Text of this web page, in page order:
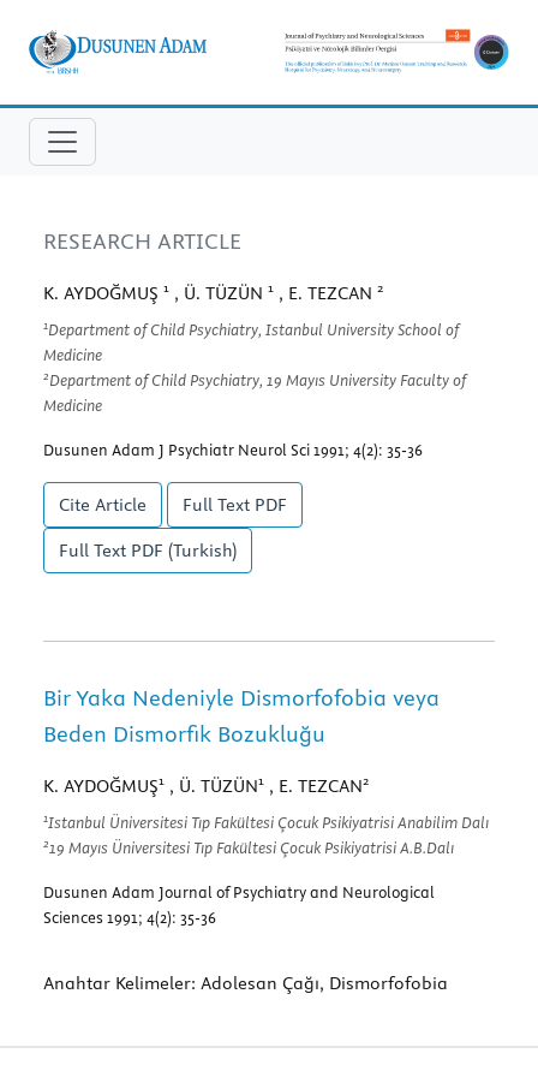
RESEARCH ARTICLE
K. AYDOĞMUŞ 1 , Ü. TÜZÜN 1 , E. TEZCAN 2
1Department of Child Psychiatry, Istanbul University School of
Medicine
2Department of Child Psychiatry, 19 Mayıs University Faculty of
Medicine
Dusunen Adam J Psychiatr Neurol Sci 1991; 4(2): 35-36
Cite Article Full Text PDF
Full Text PDF (Turkish)
Bir Yaka Nedeniyle Dismorfofobia veya
Beden Dismorfik Bozukluğu
K. AYDOĞMUŞ1 , Ü. TÜZÜN1 , E. TEZCAN2
1Istanbul Üniversitesi Tıp Fakültesi Çocuk Psikiyatrisi Anabilim Dalı
219 Mayıs Üniversitesi Tıp Fakültesi Çocuk Psikiyatrisi A.B.Dalı
Dusunen Adam Journal of Psychiatry and Neurological
Sciences 1991; 4(2): 35-36
Anahtar Kelimeler: Adolesan Çağı, Dismorfofobia